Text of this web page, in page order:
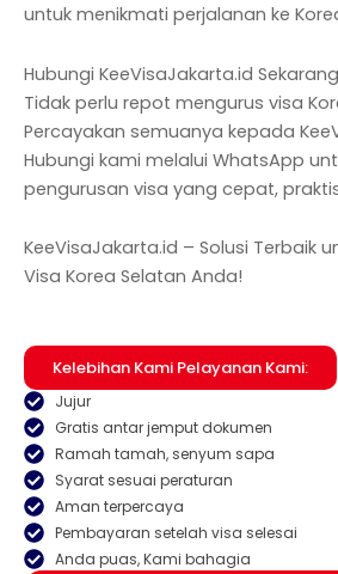
untuk menikmati perjalanan ke
Hubungi KeeVisaJakarta.id
Tidak perlu repot mengurus visa
Percayakan semuanya kepada
Hubungi kami melalui WhatsApp
pengurusan visa yang cepat,
KeeVisaJakarta.id – Solusi Terbaik
Visa Korea Selatan Anda!
Kelebihan Kami Pelayanan Kami:
Jujur
Gratis antar jemput dokumen
Ramah tamah, senyum sapa
Syarat sesuai peraturan
Aman terpercaya
Pembayaran setelah visa selesai
Anda puas, Kami bahagia